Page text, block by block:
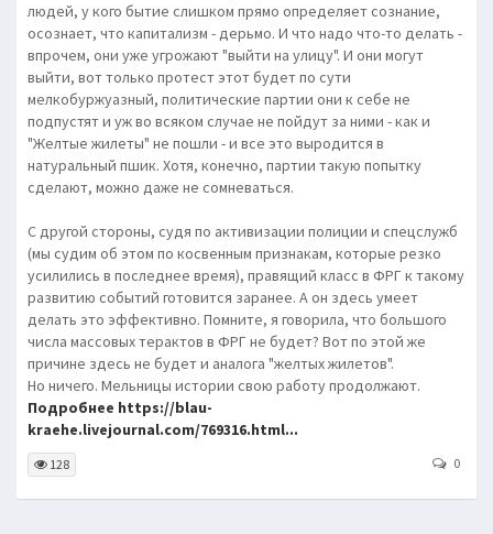
людей, у кого бытие слишком прямо определяет сознание,
осознает, что капитализм - дерьмо. И что надо что-то делать -
впрочем, они уже угрожают "выйти на улицу". И они могут
выйти, вот только протест этот будет по сути
мелкобуржуазный, политические партии они к себе не
подпустят и уж во всяком случае не пойдут за ними - как и
"Желтые жилеты" не пошли - и все это выродится в
натуральный пшик. Хотя, конечно, партии такую попытку
сделают, можно даже не сомневаться.
С другой стороны, судя по активизации полиции и спецслужб
(мы судим об этом по косвенным признакам, которые резко
усилились в последнее время), правящий класс в ФРГ к такому
развитию событий готовится заранее. А он здесь умеет
делать это эффективно. Помните, я говорила, что большого
числа массовых терактов в ФРГ не будет? Вот по этой же
причине здесь не будет и аналога "желтых жилетов".
Но ничего. Мельницы истории свою работу продолжают.
Подробнее https://blau-
kraehe.livejournal.com/769316.html...
128 0